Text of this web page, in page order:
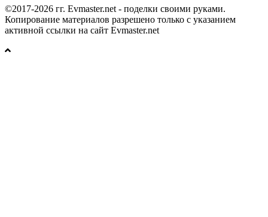
©2017-2026 гг. Evmaster.net - поделки своими руками.
Копирование материалов разрешено только с указанием
активной ссылки на сайт Evmaster.net